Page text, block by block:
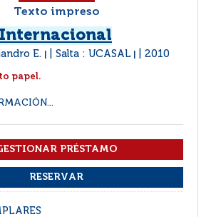
Texto impreso
Internacional
E. Salta : UCASAL 2010
papel.